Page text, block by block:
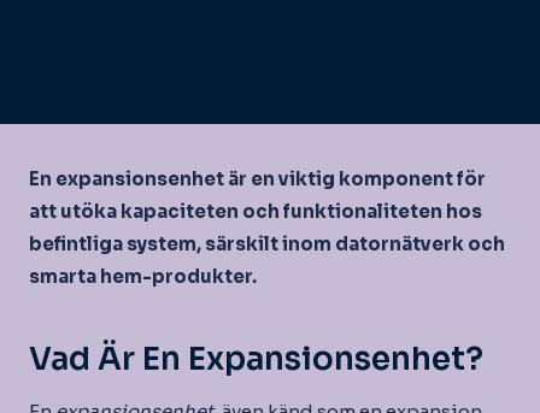
En expansionsenhet är en viktig komponent för
att utöka kapaciteten och funktionaliteten hos
befintliga system, särskilt inom datornätverk och
smarta hem-produkter.
Vad Är En Expansionsenhet?